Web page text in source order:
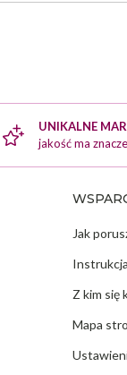
UNIKALNE
jakość ma
Jak
Z kim się
Mapa